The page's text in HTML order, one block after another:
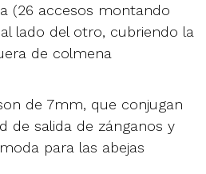
(26 accesos montando
lado del otro, cubriendo la
de colmena
de 7mm, que conjugan
de salida de zánganos y
para las abejas